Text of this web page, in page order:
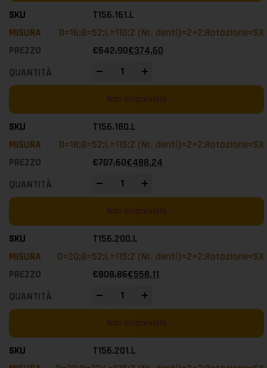
T156.161.L
D=16;B=52;L=110;Z (Nr. denti)=2+2;Rotazione=SX
€542,90€374,60
Non disponibile
T156.180.L
D=18;B=52;L=115;Z (Nr. denti)=2+2;Rotazione=SX
€707,60€488,24
Non disponibile
T156.200.L
D=20;B=52;L=115;Z (Nr. denti)=2+2;Rotazione=SX
€808,86€558,11
Non disponibile
T156.201.L